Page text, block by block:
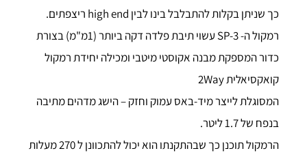
כך שניתן בקלות להתבלבל בינו לבין high end ריצפתים.
רמקול ה- SP-3 עשוי תיבת פלדה דקה ביותר (1מ"מ) בצורת
כדור המספקת מבנה אקוסטי מיטבי ומכילה יחידת רמקול
קואקסיאלית 2Way
המסוגלת לייצר מיד-באס עמוק וחזק – הישג מדהים מתיבה
בנפח של 1.7 ליטר.
הרמקול תוכנן כך שבהתקנתו הוא יכול להתכוונן ל 270 מעלות